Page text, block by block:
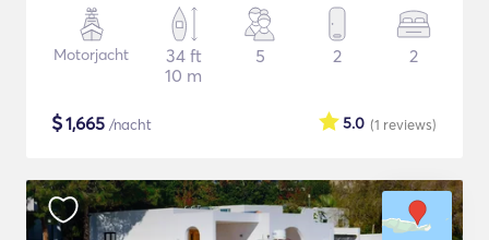
Motorjacht
34 ft
10 m
5 2 2
$1,665 /nacht (1 reviews)
5.0